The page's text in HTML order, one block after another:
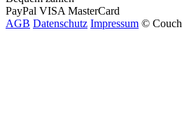
PayPal VISA MasterCard
AGB Datenschutz Impressum ©